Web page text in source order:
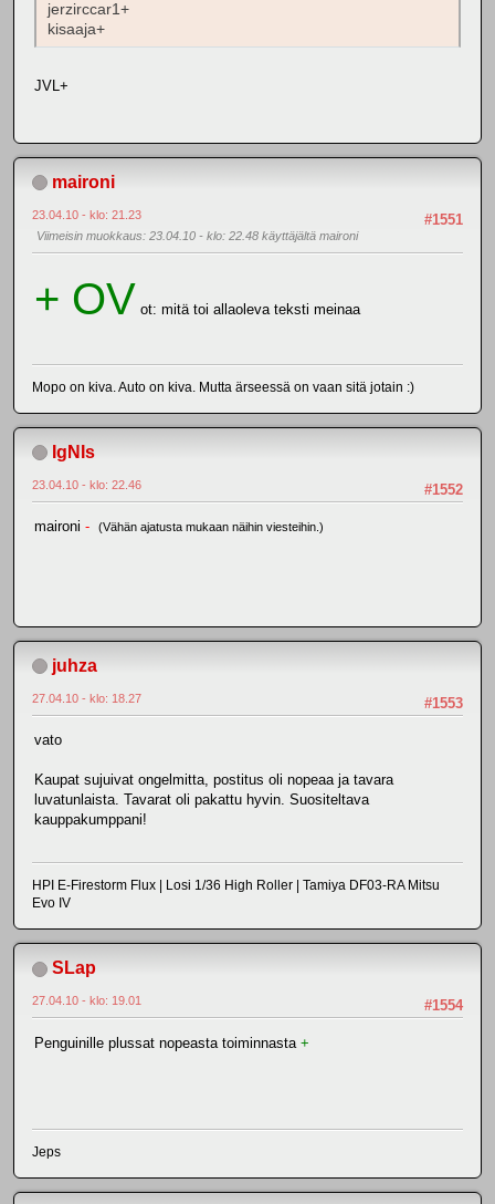
jerzirccar1+
kisaaja+
JVL+
maironi
#1551
23.04.10 - klo: 21.23
Viimeisin muokkaus: 23.04.10 - klo: 22.48 käyttäjältä maironi
+ OV ot: mitä toi allaoleva teksti meinaa
Mopo on kiva. Auto on kiva. Mutta ärseessä on vaan sitä jotain :)
IgNIs
#1552
23.04.10 - klo: 22.46
maironi - (Vähän ajatusta mukaan näihin viesteihin.)
juhza
#1553
27.04.10 - klo: 18.27
vato
Kaupat sujuivat ongelmitta, postitus oli nopeaa ja tavara
luvatunlaista. Tavarat oli pakattu hyvin. Suositeltava
kauppakumppani!
HPI E-Firestorm Flux | Losi 1/36 High Roller | Tamiya DF03-RA Mitsu
Evo IV
SLap
#1554
27.04.10 - klo: 19.01
Penguinille plussat nopeasta toiminnasta +
Jeps